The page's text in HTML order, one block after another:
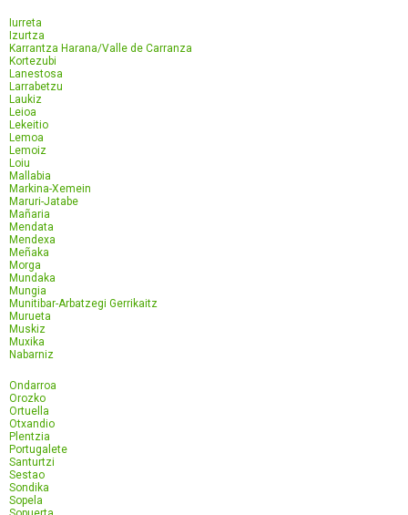
Iurreta
Izurtza
Karrantza Harana/Valle de Carranza
Kortezubi
Lanestosa
Larrabetzu
Laukiz
Leioa
Lekeitio
Lemoa
Lemoiz
Loiu
Mallabia
Markina-Xemein
Maruri-Jatabe
Mañaria
Mendata
Mendexa
Meñaka
Morga
Mundaka
Mungia
Munitibar-Arbatzegi Gerrikaitz
Murueta
Muskiz
Muxika
Nabarniz
Ondarroa
Orozko
Ortuella
Otxandio
Plentzia
Portugalete
Santurtzi
Sestao
Sondika
Sopela